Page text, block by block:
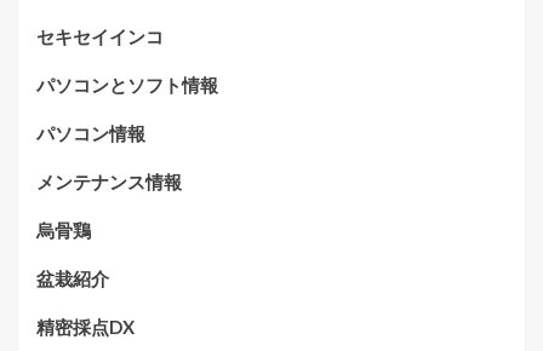
セキセイインコ
パソコンとソフト情報
パソコン情報
メンテナンス情報
烏骨鶏
盆栽紹介
精密採点DX